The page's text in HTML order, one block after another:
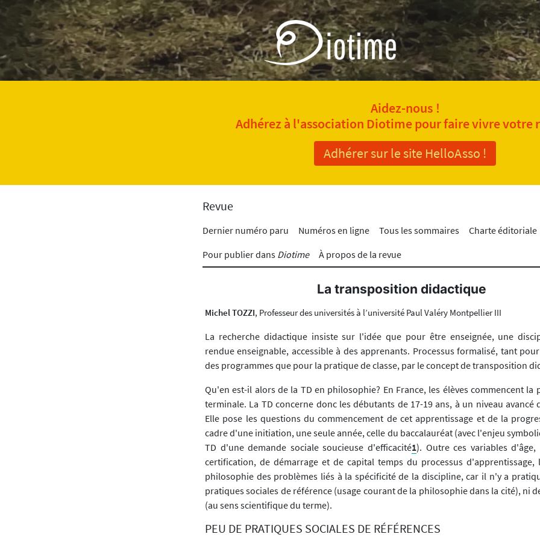
Aidez-nous !
Adhérez à l'association Diotime pour faire vivre votre
Adhérer sur le site HelloAsso !
Revue
Dernier numéro paru Numéros en ligne Tous les sommaires
Charte éditoriale
Pour publier dans Diotime À propos de la revue
La transposition didactique
Michel TOZZI, Professeur des universités à l’université Paul Valéry Montpellier III
La recherche didactique insiste sur l'idée que pour être enseignée, une
rendue enseignable, accessible à des apprenants. Processus formalisé, tant
des programmes que pour la pratique de classe, par le concept de transposition
Qu'en est-il alors de la TD en philosophie? En France, les élèves commencent la
terminale. La TD concerne donc les débutants de 17-19 ans, à un niveau avancé
Elle pose les questions du commencement de cet apprentissage et de la
cadre d'une initiation, une seule année, celle du baccalauréat (avec l'enjeu
TD d'une demande sociale soucieuse d'efficacité1). Outre ces variables
certification, de démarrage et de capital temps du processus d'apprentissage,
philosophie des problèmes liés à la spécificité de la discipline, car il n'y a
pratiques sociales de référence (usage courant de la philosophie dans la cité), ni
(au sens scientifique du terme).
PEU DE PRATIQUES SOCIALES DE RÉFÉRENCES